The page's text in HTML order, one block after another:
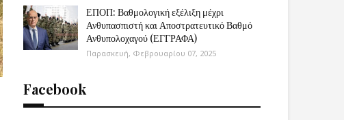
ΕΠΟΠ: Βαθμολογική εξέλιξη μέχρι
Ανθυπασπιστή και Αποστρατευτικό Βαθμό
Ανθυπολοχαγού (ΕΓΓΡΑΦΑ)
Παρασκευή, Φεβρουαρίου 07, 2025
Facebook